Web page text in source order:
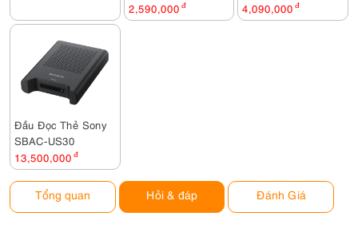
2,590,000 đ
4,090,000 đ
Đầu Đọc Thẻ Sony
SBAC-US30
13,500,000 đ
Tổng quan Hỏi & đáp Đánh Giá